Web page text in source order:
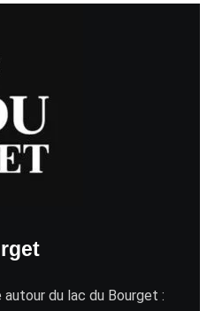
autour du lac du Bourget :